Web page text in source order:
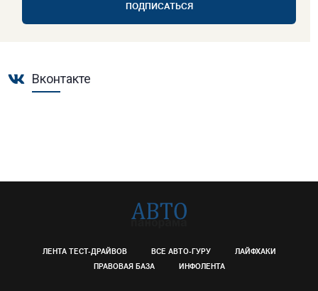
ПОДПИСАТЬСЯ
Вконтакте
ЛЕНТА ТЕСТ-ДРАЙВОВ ВСЕ АВТО-ГУРУ
ЛАЙФХАКИ
ПРАВОВАЯ БАЗА
ИНФОЛЕНТА